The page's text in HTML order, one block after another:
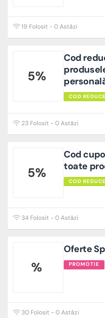
19 Folosit - 0 Astăzi
5%
Cod
COD
23 Folosit - 0 Astăzi
5%
Cod
toate
COD
34 Folosit - 0 Astăzi
%
Oferte
PROMOTIE
30 Folosit - 0 Astăzi